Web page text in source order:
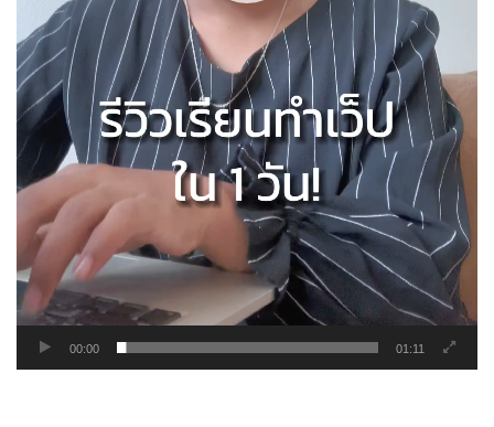
00:00 01:11